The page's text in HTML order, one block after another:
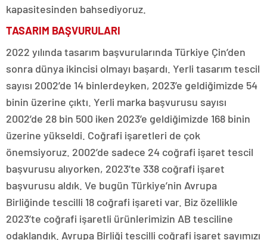
kapasitesinden bahsediyoruz.
TASARIM BAŞVURULARI
2022 yılında tasarım başvurularında Türkiye Çin’den
sonra dünya ikincisi olmayı başardı. Yerli tasarım tescil
sayısı 2002’de 14 binlerdeyken, 2023’e geldiğimizde 54
binin üzerine çıktı. Yerli marka başvurusu sayısı
2002’de 28 bin 500 iken 2023’e geldiğimizde 168 binin
üzerine yükseldi. Coğrafi işaretleri de çok
önemsiyoruz. 2002’de sadece 24 coğrafi işaret tescil
başvurusu alıyorken, 2023’te 338 coğrafi işaret
başvurusu aldık. Ve bugün Türkiye’nin Avrupa
Birliğinde tescilli 18 coğrafi işareti var. Biz özellikle
2023’te coğrafi işaretli ürünlerimizin AB tesciline
odaklandık. Avrupa Birliği tescilli coğrafi işaret sayımızı